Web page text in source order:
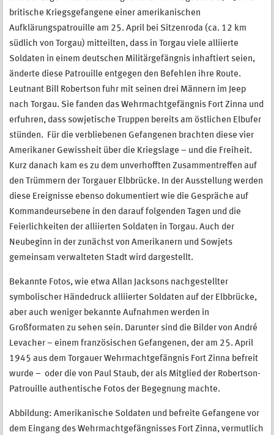
britische Kriegsgefangene einer amerikanischen
Aufklärungspatrouille am 25. April bei Sitzenroda (ca. 12 km
südlich von Torgau) mitteilten, dass in Torgau viele alliierte
Soldaten in einem deutschen Militärgefängnis inhaftiert seien,
änderte diese Patrouille entgegen den Befehlen ihre Route.
Leutnant Bill Robertson fuhr mit seinen drei Männern im Jeep
nach Torgau. Sie fanden das Wehrmachtgefängnis Fort Zinna und
erfuhren, dass sowjetische Truppen bereits am östlichen Elbufer
stünden. Für die verbliebenen Gefangenen brachten diese vier
Amerikaner Gewissheit über die Kriegslage – und die Freiheit.
Kurz danach kam es zu dem unverhofften Zusammentreffen auf
den Trümmern der Torgauer Elbbrücke. In der Ausstellung werden
diese Ereignisse ebenso dokumentiert wie die Gespräche auf
Kommandeursebene in den darauf folgenden Tagen und die
Feierlichkeiten der alliierten Soldaten in Torgau. Auch der
Neubeginn in der zunächst von Amerikanern und Sowjets
gemeinsam verwalteten Stadt wird dargestellt.
Bekannte Fotos, wie etwa Allan Jacksons nachgestellter
symbolischer Händedruck alliierter Soldaten auf der Elbbrücke,
aber auch weniger bekannte Aufnahmen werden in
Großformaten zu sehen sein. Darunter sind die Bilder von André
Levacher – einem französischen Gefangenen, der am 25. April
1945 aus dem Torgauer Wehrmachtgefängnis Fort Zinna befreit
wurde – oder die von Paul Staub, der als Mitglied der Robertson-
Patrouille authentische Fotos der Begegnung machte.
Abbildung: Amerikanische Soldaten und befreite Gefangene vor
dem Eingang des Wehrmachtgefängnisses Fort Zinna, vermutlich